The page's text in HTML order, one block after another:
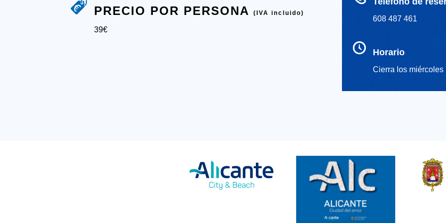
PRECIO POR PERSONA (IVA incluido)
39€
608 487 461
Horario
Cierra los miércoles